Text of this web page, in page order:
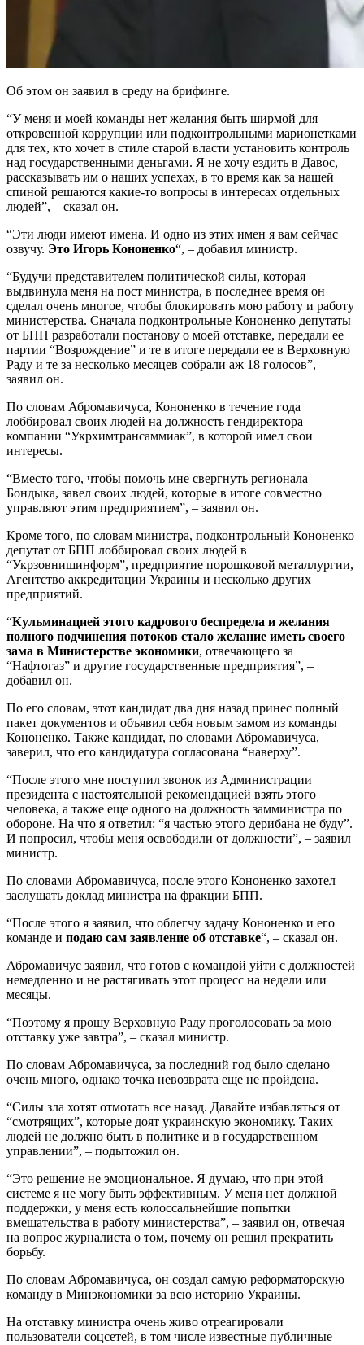
Об этом он заявил в среду на брифинге.
“У меня и моей команды нет желания быть ширмой для
откровенной коррупции или подконтрольными марионетками
для тех, кто хочет в стиле старой власти установить контроль
над государственными деньгами. Я не хочу ездить в Давос,
рассказывать им о наших успехах, в то время как за нашей
спиной решаются какие-то вопросы в интересах отдельных
людей”, – сказал он.
“Эти люди имеют имена. И одно из этих имен я вам сейчас
озвучу. Это Игорь Кононенко“, – добавил министр.
“Будучи представителем политической силы, которая
выдвинула меня на пост министра, в последнее время он
сделал очень многое, чтобы блокировать мою работу и работу
министерства. Сначала подконтрольные Кононенко депутаты
от БПП разработали постанову о моей отставке, передали ее
партии “Возрождение” и те в итоге передали ее в Верховную
Раду и те за несколько месяцев собрали аж 18 голосов”, –
заявил он.
По словам Абромавичуса, Кононенко в течение года
лоббировал своих людей на должность гендиректора
компании “Укрхимтрансаммиак”, в которой имел свои
интересы.
“Вместо того, чтобы помочь мне свергнуть регионала
Бондыка, завел своих людей, которые в итоге совместно
управляют этим предприятием”, – заявил он.
Кроме того, по словам министра, подконтрольный Кононенко
депутат от БПП лоббировал своих людей в
“Укрзовнишинформ”, предприятие порошковой металлургии,
Агентство аккредитации Украины и несколько других
предприятий.
“Кульминацией этого кадрового беспредела и желания
полного подчинения потоков стало желание иметь своего
зама в Министерстве экономики, отвечающего за
“Нафтогаз” и другие государственные предприятия”, –
добавил он.
По его словам, этот кандидат два дня назад принес полный
пакет документов и объявил себя новым замом из команды
Кононенко. Также кандидат, по словами Абромавичуса,
заверил, что его кандидатура согласована “наверху”.
“После этого мне поступил звонок из Администрации
президента с настоятельной рекомендацией взять этого
человека, а также еще одного на должность замминистра по
обороне. На что я ответил: “я частью этого дерибана не буду”.
И попросил, чтобы меня освободили от должности”, – заявил
министр.
По словами Абромавичуса, после этого Кононенко захотел
заслушать доклад министра на фракции БПП.
“После этого я заявил, что облегчу задачу Кононенко и его
команде и подаю сам заявление об отставке“, – сказал он.
Абромавичус заявил, что готов с командой уйти с должностей
немедленно и не растягивать этот процесс на недели или
месяцы.
“Поэтому я прошу Верховную Раду проголосовать за мою
отставку уже завтра”, – сказал министр.
По словам Абромавичуса, за последний год было сделано
очень много, однако точка невозврата еще не пройдена.
“Силы зла хотят отмотать все назад. Давайте избавляться от
“смотрящих”, которые доят украинскую экономику. Таких
людей не должно быть в политике и в государственном
управлении”, – подытожил он.
“Это решение не эмоциональное. Я думаю, что при этой
системе я не могу быть эффективным. У меня нет должной
поддержки, у меня есть колоссальнейшие попытки
вмешательства в работу министерства”, – заявил он, отвечая
на вопрос журналиста о том, почему он решил прекратить
борьбу.
По словам Абромавичуса, он создал самую реформаторскую
команду в Минэкономики за всю историю Украины.
На отставку министра очень живо отреагировали
пользователи соцсетей, в том числе известные публичные